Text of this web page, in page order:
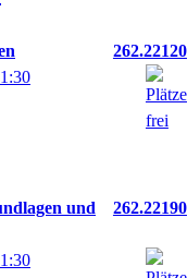
262.22120
und
262.22190